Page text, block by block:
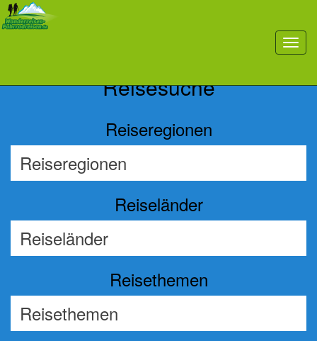
toggle
Reisesuche
Reiseregionen
Reiseländer
Reisethemen